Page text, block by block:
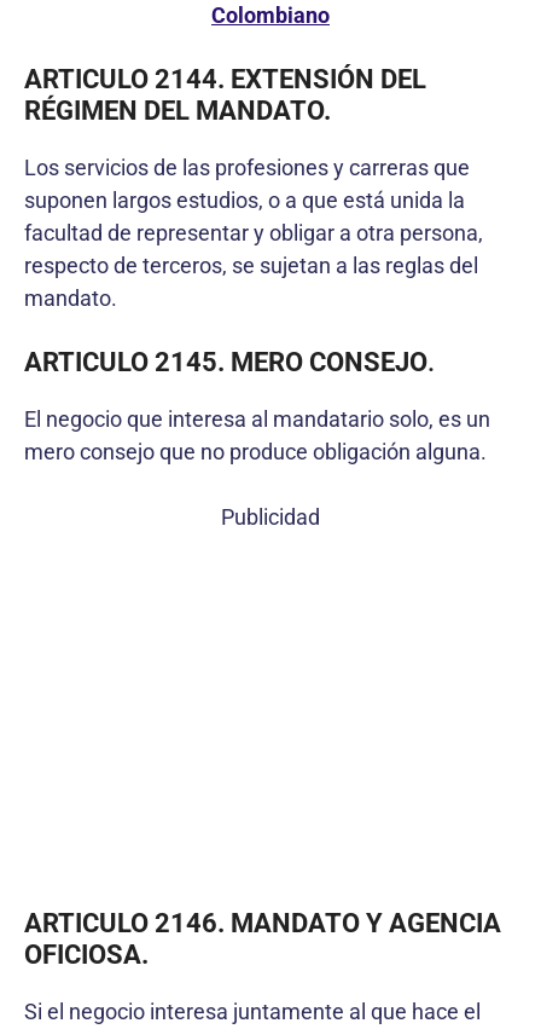
Colombiano
ARTICULO 2144. EXTENSIÓN DEL
RÉGIMEN DEL MANDATO.
Los servicios de las profesiones y carreras que
suponen largos estudios, o a que está unida la
facultad de representar y obligar a otra persona,
respecto de terceros, se sujetan a las reglas del
mandato.
ARTICULO 2145. MERO CONSEJO.
El negocio que interesa al mandatario solo, es un
mero consejo que no produce obligación alguna.
Publicidad
ARTICULO 2146. MANDATO Y AGENCIA
OFICIOSA.
Si el negocio interesa juntamente al que hace el